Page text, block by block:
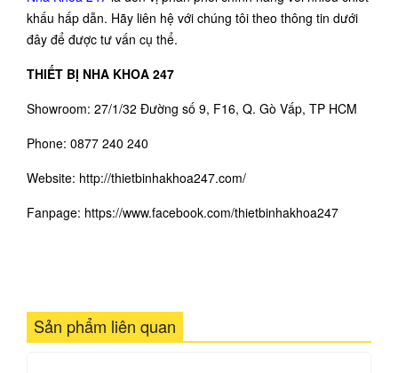
khấu hấp dẫn. Hãy liên hệ với chúng tôi theo thông tin dưới
đây để được tư vấn cụ thể.
THIẾT BỊ NHA KHOA 247
Showroom: 27/1/32 Đường số 9, F16, Q. Gò Vấp, TP HCM
Phone: 0877 240 240
Website: http://thietbinhakhoa247.com/
Fanpage: https://www.facebook.com/thietbinhakhoa247
Sản phẩm liên quan